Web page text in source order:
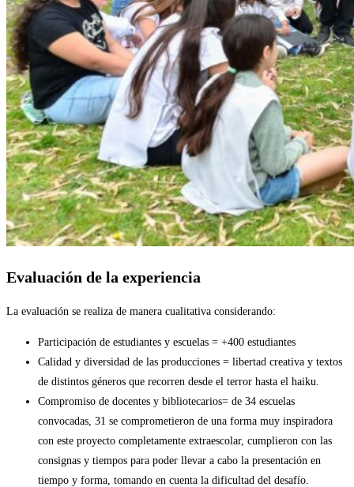
Evaluación de la experiencia
La evaluación se realiza de manera cualitativa considerando:
Participación de estudiantes y escuelas = +400 estudiantes
Calidad y diversidad de las producciones = libertad creativa y textos
de distintos géneros que recorren desde el terror hasta el haiku.
Compromiso de docentes y bibliotecarios= de 34 escuelas
convocadas, 31 se comprometieron de una forma muy inspiradora
con este proyecto completamente extraescolar, cumplieron con las
consignas y tiempos para poder llevar a cabo la presentación en
tiempo y forma, tomando en cuenta la dificultad del desafío.